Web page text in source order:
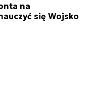
na
się Wojsko